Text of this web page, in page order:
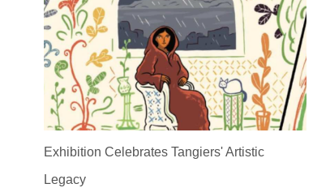
Exhibition Celebrates Tangiers' Artistic
Legacy